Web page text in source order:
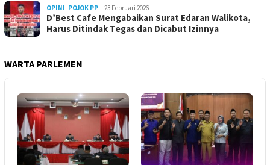
OPINI, POJOK PP 23 Februari 2026
D’Best Cafe Mengabaikan Surat Edaran Walikota,
Harus Ditindak Tegas dan Dicabut Izinnya
WARTA PARLEMEN